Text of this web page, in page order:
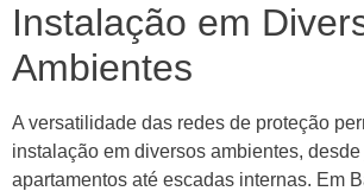
Instalação em
Ambientes
A versatilidade das redes de proteção
instalação em diversos ambientes,
apartamentos até escadas internas. Em